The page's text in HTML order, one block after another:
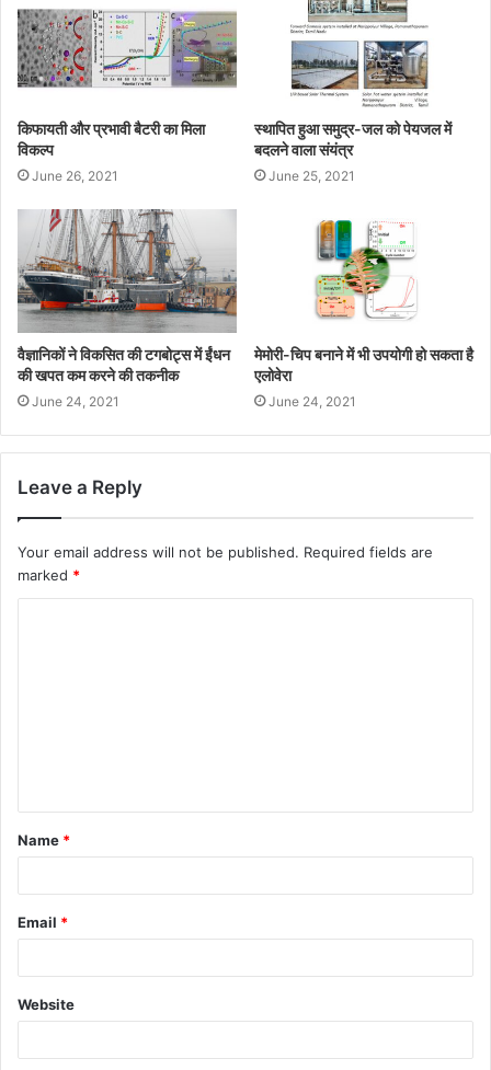
किफायती और प्रभावी बैटरी का मिला
विकल्प
June 26, 2021
स्थापित हुआ समुद्र-जल को पेयजल में
बदलने वाला संयंत्र
June 25, 2021
वैज्ञानिकों ने विकसित की टगबोट्स में ईंधन
की खपत कम करने की तकनीक
June 24, 2021
मेमोरी-चिप बनाने में भी उपयोगी हो सकता है
एलोवेरा
June 24, 2021
Leave a Reply
Your email address will not be published. Required fields are
marked *
Name *
Email *
Website